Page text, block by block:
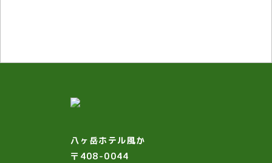
八ヶ岳ホテル風か
〒408-0044